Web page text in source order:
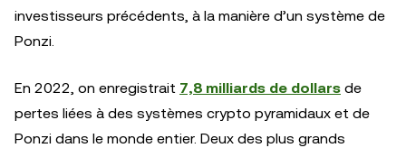
investisseurs précédents, à la manière d’un système de
Ponzi.
En 2022, on enregistrait 7,8 milliards de dollars de
pertes liées à des systèmes crypto pyramidaux et de
Ponzi dans le monde entier. Deux des plus grands